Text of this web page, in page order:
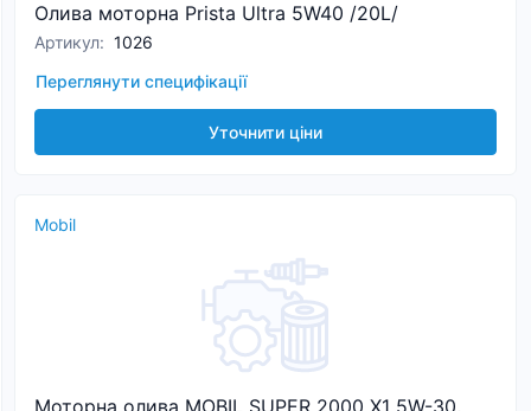
Олива моторна Prista Ultra 5W40 /20L/
Артикул: 1026
Переглянути специфікації
Уточнити ціни
Mobil
Моторна олива MOBIL SUPER 2000 X1 5W-30,